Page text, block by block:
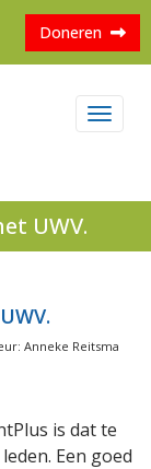
Doneren
UWV.
Anneke Reitsma
is dat te
Een goed